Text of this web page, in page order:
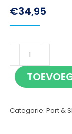
€34,95
Quinta
Santa
Eufemia
Colheita
Categorie: Port &